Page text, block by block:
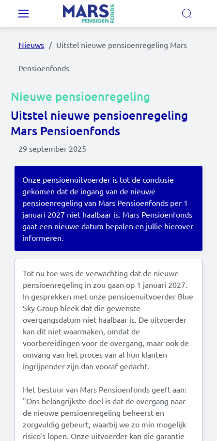
Overslaan en naar de inhoud gaan
Onze regelingen
MijnMarsPensioen
Nieuws
Documenten
Contact
Read this in:
Nieuws Uitstel nieuwe pensioenregeling Mars
Pensioenfonds
Nieuwe pensioenregeling
Uitstel nieuwe pensioenregeling
Mars Pensioenfonds
29 september 2025
Onze pensioenuitvoerder is tot de conclusie
gekomen dat de ingang van de nieuwe
pensioenregeling van Mars Pensioenfonds per 1
januari 2027 niet haalbaar is. Mars Pensioenfonds
gaat een nieuwe datum bepalen en jullie hierover
informeren.
Tot nu toe was de verwachting dat de nieuwe
pensioenregeling in zou gaan op 1 januari 2027.
In gesprekken met onze pensioenuitvoerder Blue
Sky Group bleek dat die gewenste
overgangsdatum niet haalbaar is. De uitvoerder
kan dit niet waarmaken, omdat de
voorbereidingen voor de overgang, maar ook de
omvang van het proces van al hun klanten
ingrijpender zijn dan vooraf gedacht.
Het bestuur van Mars Pensioenfonds geeft aan:
"Ons belangrijkste doel is dat de overgang naar
de nieuwe pensioenregeling beheerst en
zorgvuldig gebeurt, waarbij we zo min mogelijk
risico's lopen. Onze uitvoerder kan die garantie